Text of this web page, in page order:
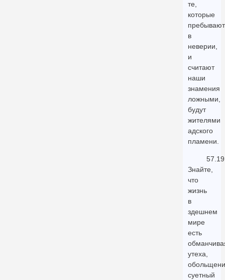
те,
которые
пребывают
в
неверии,
и
считают
наши
знамения
ложными,
будут
жителями
адского
пламени.
57.19
Знайте,
что
жизнь
в
здешнем
мире
есть
утеха,
суетный